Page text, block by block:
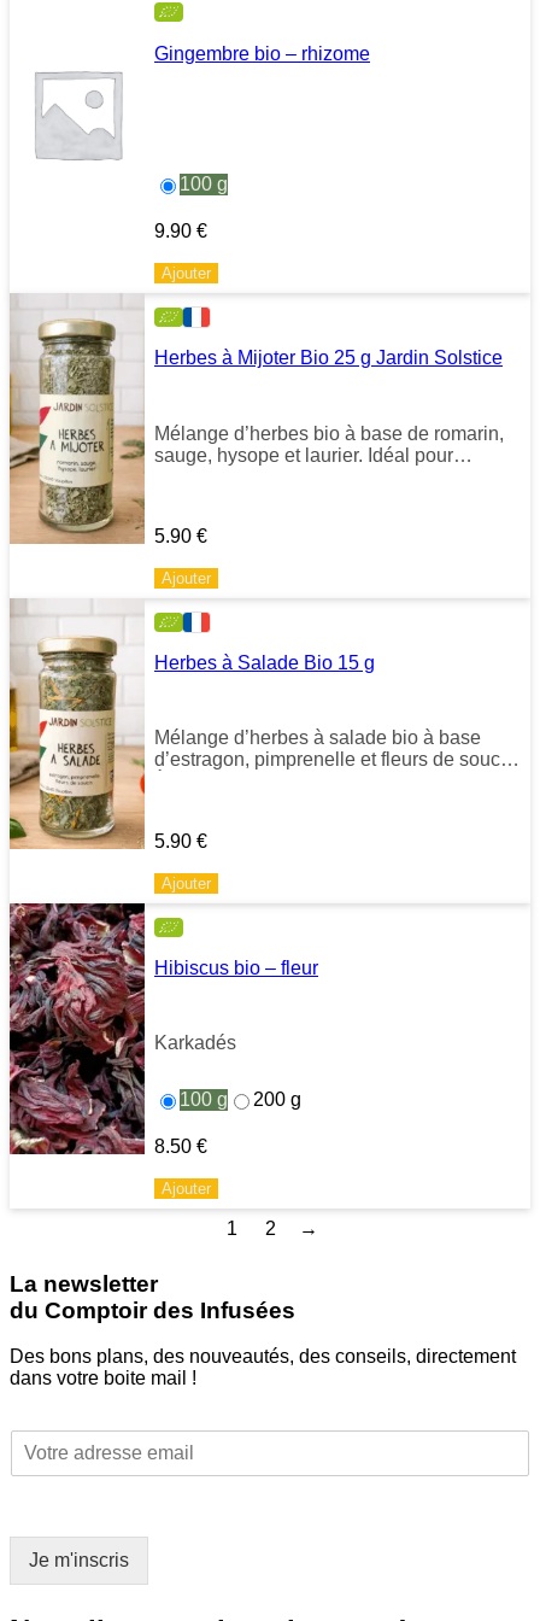
Gingembre bio – rhizome
100 g
9.90 €
Ajouter
Herbes à Mijoter Bio 25 g Jardin Solstice
Mélange d’herbes bio à base de romarin,
sauge, hysope et laurier. Idéal pour
5.90 €
Ajouter
Herbes à Salade Bio 15 g
Mélange d’herbes à salade bio à base
d’estragon, pimprenelle et fleurs de souci.
5.90 €
Ajouter
Hibiscus bio – fleur
Karkadés
100 g 200 g
8.50 €
Ajouter
1 2 →
La newsletter
du Comptoir des Infusées
Des bons plans, des nouveautés, des conseils, directement
dans votre boite mail !
E
m
a
l
Je m'inscris